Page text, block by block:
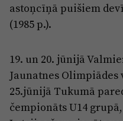
astoņcīņā puišiem
(1985 p.).
19. un 20. jūnijā
Jaunatnes
25.jūnijā Tukumā
čempionāts U14